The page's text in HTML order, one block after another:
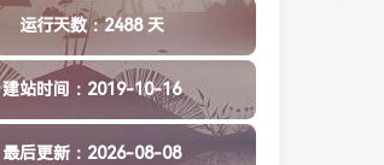
运行天数：2488 天
建站时间：2019-10-16
最后更新：2026-08-08